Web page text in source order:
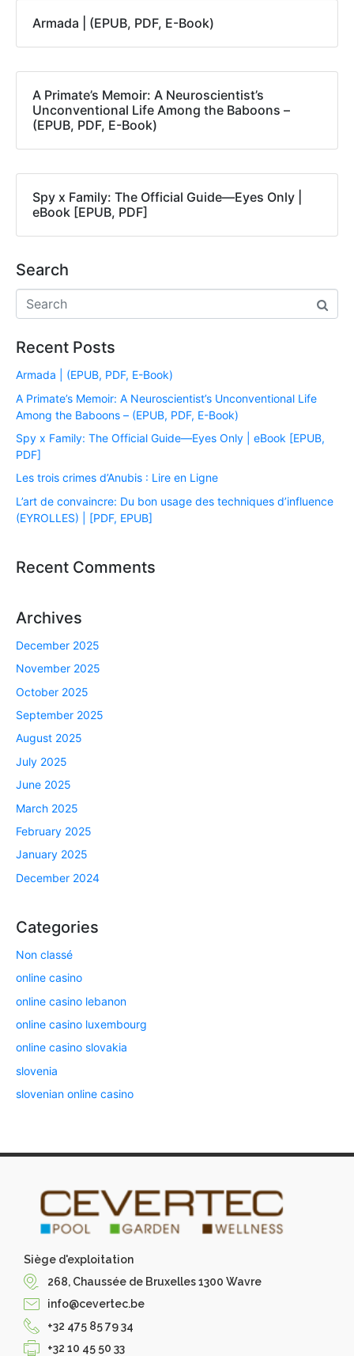
Armada | (EPUB, PDF, E-Book)
A Primate’s Memoir: A Neuroscientist’s
Unconventional Life Among the Baboons –
(EPUB, PDF, E-Book)
Spy x Family: The Official Guide―Eyes Only |
eBook [EPUB, PDF]
Search
Recent Posts
Armada | (EPUB, PDF, E-Book)
A Primate’s Memoir: A Neuroscientist’s Unconventional Life
Among the Baboons – (EPUB, PDF, E-Book)
Spy x Family: The Official Guide―Eyes Only | eBook [EPUB,
PDF]
Les trois crimes d’Anubis : Lire en Ligne
L’art de convaincre: Du bon usage des techniques d’influence
(EYROLLES) | [PDF, EPUB]
Recent Comments
Archives
December 2025
November 2025
October 2025
September 2025
August 2025
July 2025
June 2025
March 2025
February 2025
January 2025
December 2024
Categories
Non classé
online casino
online casino lebanon
online casino luxembourg
online casino slovakia
slovenia
slovenian online casino
Siège d'exploitation
268, Chaussée de Bruxelles 1300 Wavre
info@cevertec.be
+32 475 85 79 34
+32 10 45 50 33